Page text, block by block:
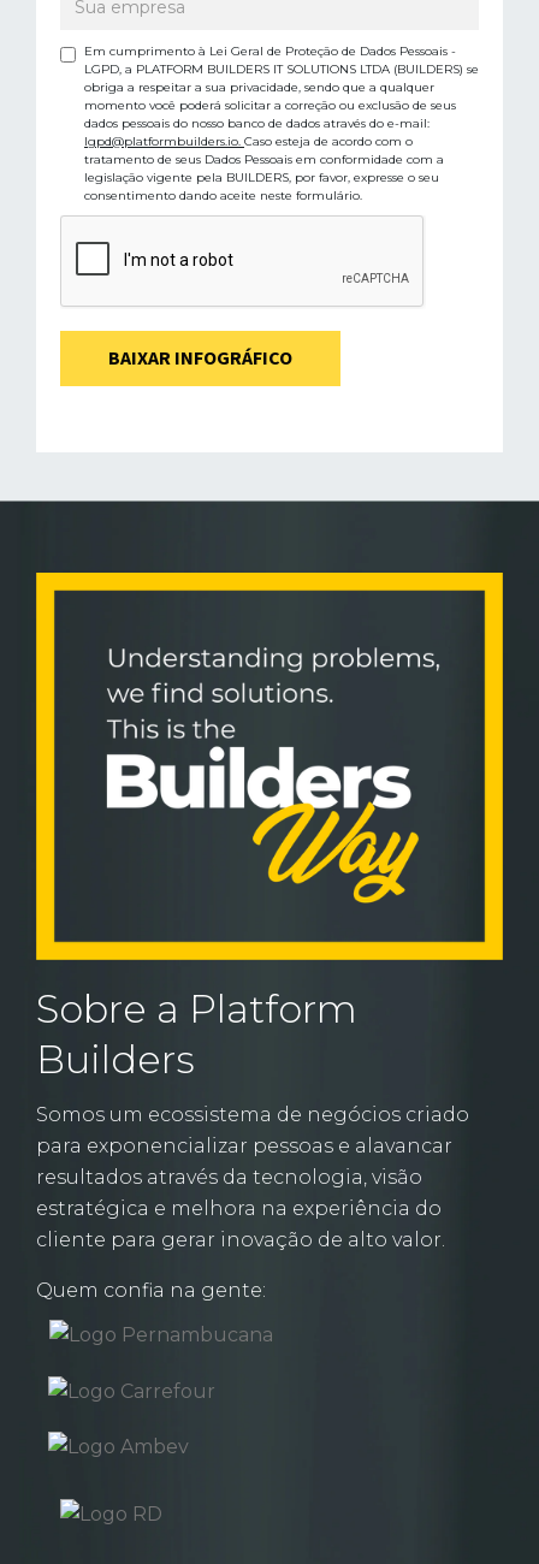
Em cumprimento à Lei Geral de Proteção de Dados Pessoais -
LGPD, a PLATFORM BUILDERS IT SOLUTIONS LTDA (BUILDERS) se
obriga a respeitar a sua privacidade, sendo que a qualquer
momento você poderá solicitar a correção ou exclusão de seus
dados pessoais do nosso banco de dados através do e-mail:
lgpd@platformbuilders.io. Caso esteja de acordo com o
tratamento de seus Dados Pessoais em conformidade com a
legislação vigente pela BUILDERS, por favor, expresse o seu
consentimento dando aceite neste formulário.
Sobre a Platform
Builders
Somos um ecossistema de negócios criado
para exponencializar pessoas e alavancar
resultados através da tecnologia, visão
estratégica e melhora na experiência do
cliente para gerar inovação de alto valor.
Quem confia na gente: